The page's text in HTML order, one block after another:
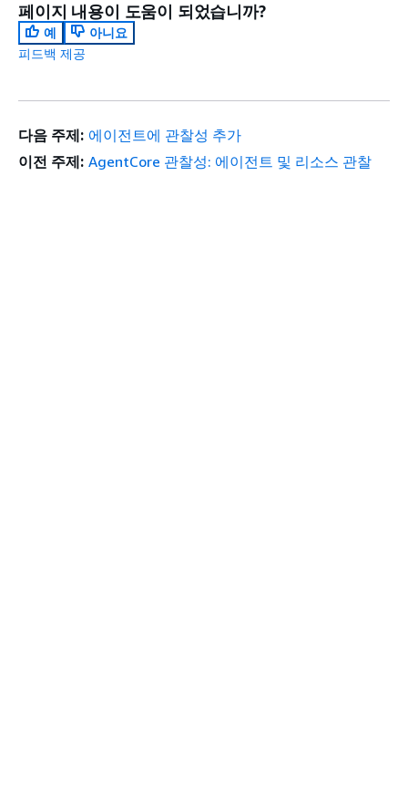
페이지 내용이 도움이 되었습니까?
예
아니요
피드백 제공
다음 주제: 에이전트에 관찰성 추가
이전 주제: AgentCore 관찰성: 에이전트 및 리소스 관찰